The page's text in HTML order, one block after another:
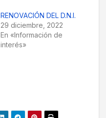
RENOVACIÓN DEL D.N.I.
29 diciembre, 2022
En «Información de
interés»